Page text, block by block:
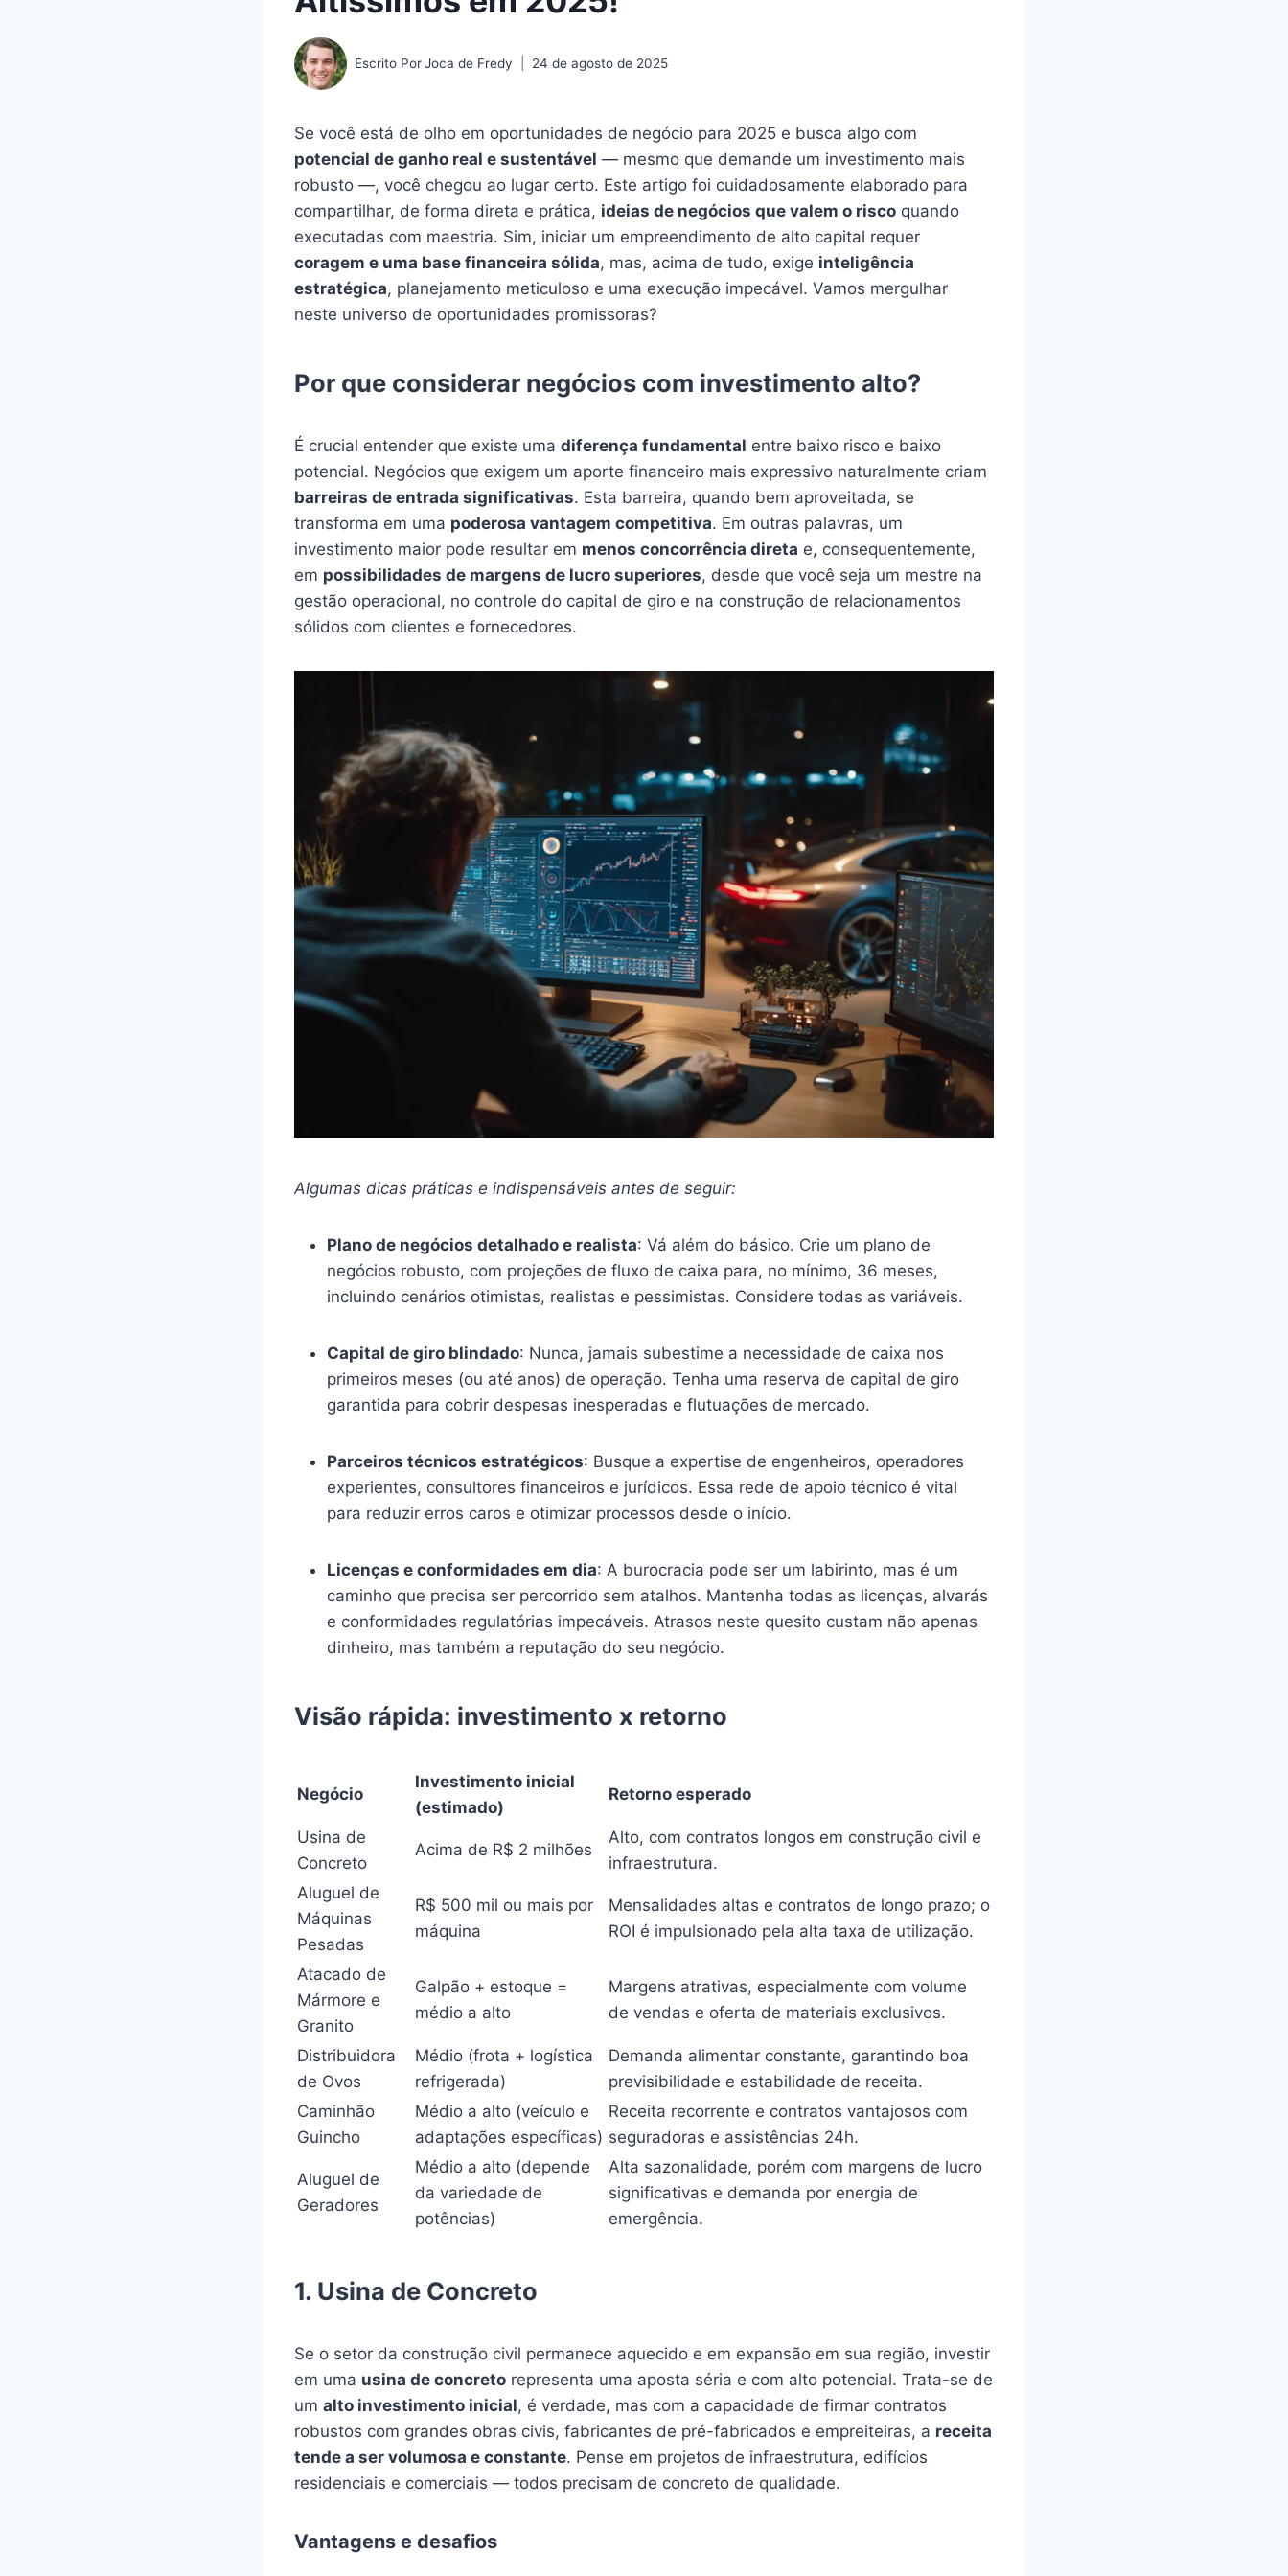
Escrito PorJoca de Fredy 24 de agosto de 2025
Se você está de olho em oportunidades de negócio para 2025 e busca algo com
potencial de ganho real e sustentável — mesmo que demande um investimento mais
robusto —, você chegou ao lugar certo. Este artigo foi cuidadosamente elaborado para
compartilhar, de forma direta e prática, ideias de negócios que valem o risco quando
executadas com maestria. Sim, iniciar um empreendimento de alto capital requer
coragem e uma base financeira sólida, mas, acima de tudo, exige inteligência
estratégica, planejamento meticuloso e uma execução impecável. Vamos mergulhar
neste universo de oportunidades promissoras?
Por que considerar negócios com investimento alto?
É crucial entender que existe uma diferença fundamental entre baixo risco e baixo
potencial. Negócios que exigem um aporte financeiro mais expressivo naturalmente criam
barreiras de entrada significativas. Esta barreira, quando bem aproveitada, se
transforma em uma poderosa vantagem competitiva. Em outras palavras, um
investimento maior pode resultar em menos concorrência direta e, consequentemente,
em possibilidades de margens de lucro superiores, desde que você seja um mestre na
gestão operacional, no controle do capital de giro e na construção de relacionamentos
sólidos com clientes e fornecedores.
Algumas dicas práticas e indispensáveis antes de seguir:
Plano de negócios detalhado e realista: Vá além do básico. Crie um plano de
negócios robusto, com projeções de fluxo de caixa para, no mínimo, 36 meses,
incluindo cenários otimistas, realistas e pessimistas. Considere todas as variáveis.
Capital de giro blindado: Nunca, jamais subestime a necessidade de caixa nos
primeiros meses (ou até anos) de operação. Tenha uma reserva de capital de giro
garantida para cobrir despesas inesperadas e flutuações de mercado.
Parceiros técnicos estratégicos: Busque a expertise de engenheiros, operadores
experientes, consultores financeiros e jurídicos. Essa rede de apoio técnico é vital
para reduzir erros caros e otimizar processos desde o início.
Licenças e conformidades em dia: A burocracia pode ser um labirinto, mas é um
caminho que precisa ser percorrido sem atalhos. Mantenha todas as licenças, alvarás
e conformidades regulatórias impecáveis. Atrasos neste quesito custam não apenas
dinheiro, mas também a reputação do seu negócio.
Visão rápida: investimento x retorno
Negócio
Investimento inicial
(estimado)
Retorno esperado
Usina de
Concreto
Acima de R$ 2 milhões
Alto, com contratos longos em construção civil e
infraestrutura.
Aluguel de
Máquinas
Pesadas
R$ 500 mil ou mais por
máquina
Mensalidades altas e contratos de longo prazo; o
ROI é impulsionado pela alta taxa de utilização.
Atacado de
Mármore e
Granito
Galpão + estoque =
médio a alto
Margens atrativas, especialmente com volume
de vendas e oferta de materiais exclusivos.
Distribuidora
de Ovos
Médio (frota + logística
refrigerada)
Demanda alimentar constante, garantindo boa
previsibilidade e estabilidade de receita.
Caminhão
Guincho
Médio a alto (veículo e
adaptações específicas)
Receita recorrente e contratos vantajosos com
seguradoras e assistências 24h.
Aluguel de
Geradores
Médio a alto (depende
da variedade de
potências)
Alta sazonalidade, porém com margens de lucro
significativas e demanda por energia de
emergência.
1. Usina de Concreto
Se o setor da construção civil permanece aquecido e em expansão em sua região, investir
em uma usina de concreto representa uma aposta séria e com alto potencial. Trata-se de
um alto investimento inicial, é verdade, mas com a capacidade de firmar contratos
robustos com grandes obras civis, fabricantes de pré-fabricados e empreiteiras, a receita
tende a ser volumosa e constante. Pense em projetos de infraestrutura, edifícios
residenciais e comerciais — todos precisam de concreto de qualidade.
Vantagens e desafios